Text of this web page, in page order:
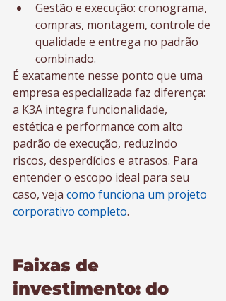
Gestão e execução: cronograma,
compras, montagem, controle de
qualidade e entrega no padrão
combinado.
É exatamente nesse ponto que uma
empresa especializada faz diferença:
a K3A integra funcionalidade,
estética e performance com alto
padrão de execução, reduzindo
riscos, desperdícios e atrasos. Para
entender o escopo ideal para seu
caso, veja como funciona um projeto
corporativo completo.
Faixas de
investimento: do